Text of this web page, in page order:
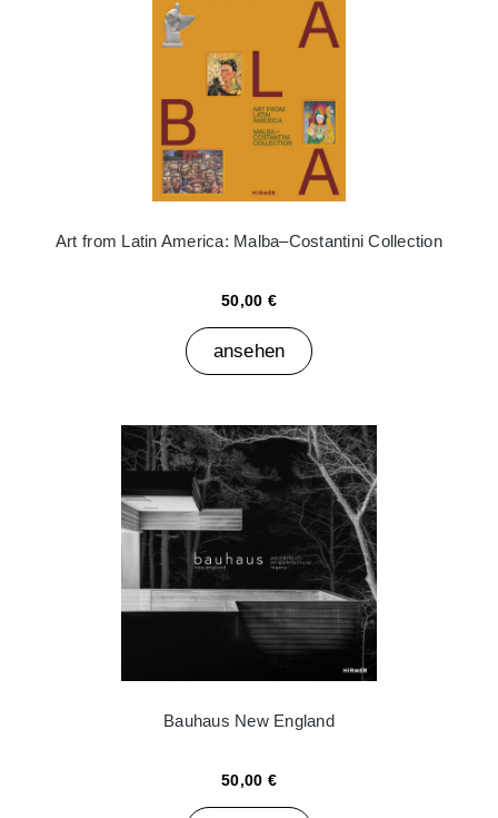
Art from Latin America: Malba–Costantini Collection
50,00 €
ansehen
Bauhaus New England
50,00 €